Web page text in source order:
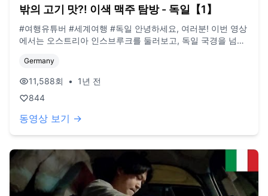
밖의 고기 맛?! 이색 맥주 탐방 - 독일【1】
#여행유튜버 #세계여행 #독일 안녕하세요, 여러분! 이번 영상
에서는 오스트리아 인스브루크를 둘러보고, 독일 국경을 넘어
나라들이라 그런지, 다시 방문하니 그때의 기억들이 자연스럽
게 떠오르더라고요. 새로운 도시를 거닐면서 예전에 봤던 곳들
과 비슷한 점과 다른 점들을 비교해보는 재미도 있었고, 덕분
에 이번 여행이 더 특별하게 느껴졌습니다. (현재 업로드 되는
좋아요도 모두 감사드립니다! / 2022년 3월부터 노란버스를
타고 세계여행 중입니다. 유튜브 '지금게르'는 다양한 장소, 형
태의 집을 이동하면서 사는 저희의 일상을 공유하는 공간입니
Germany
11,588회 •
1년 전
844
동영상 보기 →